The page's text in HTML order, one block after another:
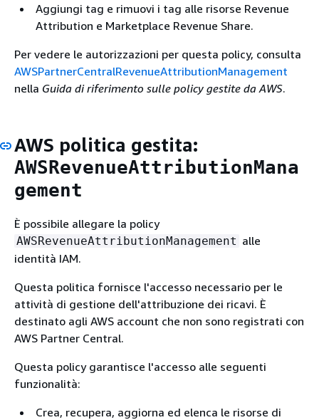
Aggiungi tag e rimuovi i tag alle risorse Revenue
Attribution e Marketplace Revenue Share.
Per vedere le autorizzazioni per questa policy, consulta
AWSPartnerCentralRevenueAttributionManagement
nella Guida di riferimento sulle policy gestite da AWS.
AWS politica gestita:
AWSRevenueAttributionMana
gement
È possibile allegare la policy
AWSRevenueAttributionManagement alle
identità IAM.
Questa politica fornisce l'accesso necessario per le
attività di gestione dell'attribuzione dei ricavi. È
destinato agli AWS account che non sono registrati con
AWS Partner Central.
Questa policy garantisce l'accesso alle seguenti
funzionalità:
Crea, recupera, aggiorna ed elenca le risorse di